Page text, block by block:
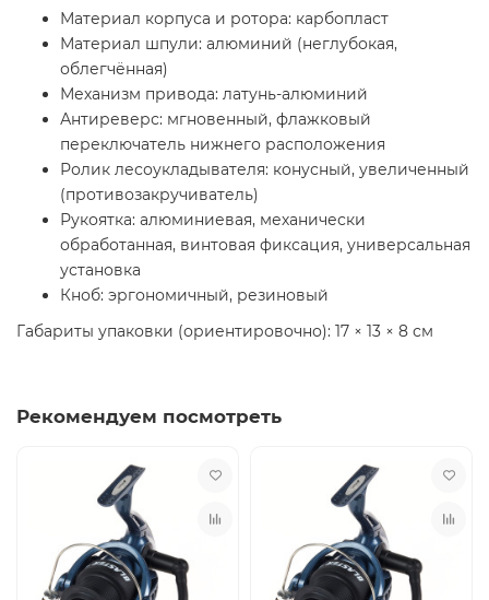
Материал корпуса и ротора: карбопласт
Материал шпули: алюминий (неглубокая,
облегчённая)
Механизм привода: латунь-алюминий
Антиреверс: мгновенный, флажковый
переключатель нижнего расположения
Ролик лесоукладывателя: конусный, увеличенный
(противозакручиватель)
Рукоятка: алюминиевая, механически
обработанная, винтовая фиксация, универсальная
установка
Кноб: эргономичный, резиновый
Габариты упаковки (ориентировочно): 17 × 13 × 8 см
Рекомендуем посмотреть